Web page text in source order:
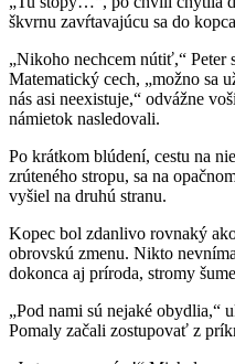
škvrnu zavŕtavajúcu sa do
„Nikoho nechcem nútiť,“ Peter
Matematický cech, „možno sa
nás asi neexistuje,“ odvážne
námietok nasledovali.
Po krátkom blúdení, cestu na
zrúteného stropu, sa na
vyšiel na druhú stranu.
Kopec bol zdanlivo rovnaký
obrovskú zmenu. Nikto
dokonca aj príroda, stromy
„Pod nami sú nejaké obydlia,“
Pomaly začali zostupovať z